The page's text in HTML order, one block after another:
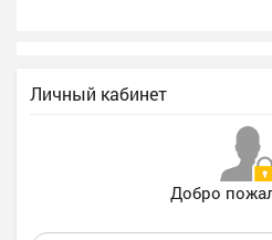
Личный кабинет
Добро